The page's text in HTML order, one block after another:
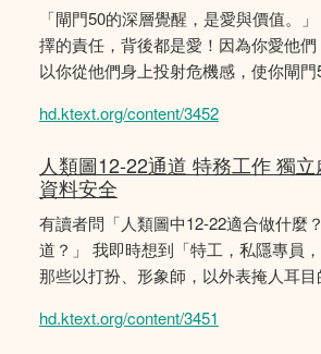
「閘門50的深層覺醒，是愛與價值。
擇的責任，背後都是愛！因為你愛他
以你從他們身上投射危機感，使你閘門
hd.ktext.org/content/3452
人類圖12-22通道 特務工作 獨
資料安全
有讀者問「人類圖中12-22適合做什麼
道？」 我即時想到「特工，私隱專員
那些以打扮、形象師，以外表掩人耳目
hd.ktext.org/content/3451